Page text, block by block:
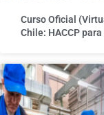
Curso Oficial
Chile: HACCP